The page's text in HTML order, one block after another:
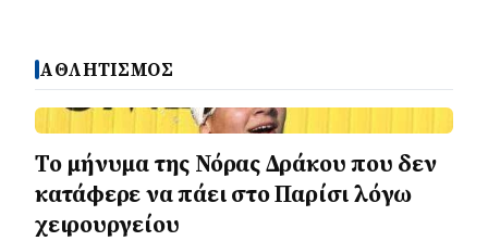
ΑΘΛΗΤΙΣΜΟΣ
Το μήνυμα της Νόρας Δράκου που δεν
κατάφερε να πάει στο Παρίσι λόγω
χειρουργείου